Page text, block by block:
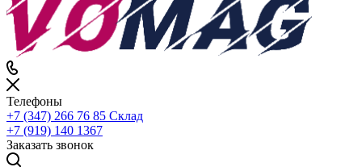
Телефоны
+7 (347) 266 76 85 Склад
+7 (919) 140 1367
Заказать звонок